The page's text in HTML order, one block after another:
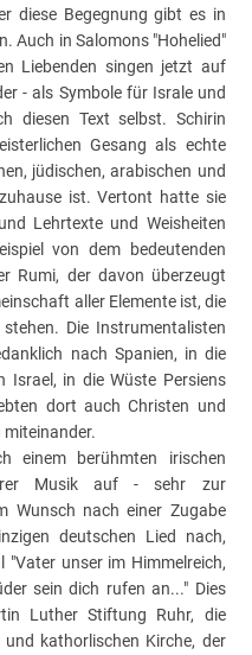
diese Begegnung gibt es in
Auch in Salomons "Hohelied"
Liebenden singen jetzt auf
- als Symbole für Israle und
diesen Text selbst. Schirin
Gesang als echte
jüdischen, arabischen und
ist. Vertont hatte sie
Lehrtexte und Weisheiten
von dem bedeutenden
Rumi, der davon überzeugt
aller Elemente ist, die
Die Instrumentalisten
nach Spanien, in die
Israel, in die Wüste Persiens
dort auch Christen und
einem berühmten irischen
Musik auf - sehr zur
Wunsch nach einer Zugabe
deutschen Lied nach,
unser im Himmelreich,
sein dich rufen an..." Dies
Luther Stiftung Ruhr, die
kathorlischen Kirche, der